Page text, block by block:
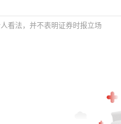
看法，并不表明证券时报立场